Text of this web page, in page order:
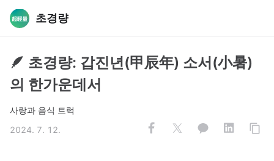
초경량
🪶 초경량: 갑진년(甲辰年) 소서(小暑)
의 한가운데서
사랑과 음식 트럭
2024. 7. 12.